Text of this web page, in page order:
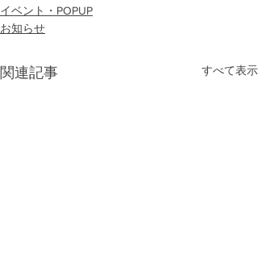
イベント・POPUP
お知らせ
関連記事 すべて表示